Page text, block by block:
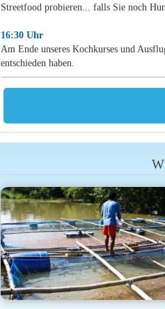
Streetfood probieren... falls Sie noch
16:30 Uhr
Am Ende unseres Kochkurses und
entschieden haben.